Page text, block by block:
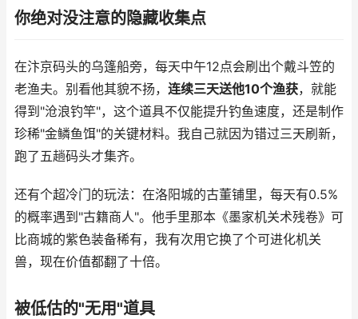
你绝对没注意的隐藏收集点
在汴京码头的乌篷船旁，每天中午12点会刷出个戴斗笠的
老渔夫。别看他其貌不扬， 连续三天送他10个渔获，就能
得到"沧浪钓竿"，这个道具不仅能提升钓鱼速度，还是制作
珍稀"金鳞鱼饵"的关键材料。我自己就因为错过三天刷新，
跑了五趟码头才集齐。
还有个超冷门的玩法：在洛阳城的古董铺里，每天有0.5%
的概率遇到"古籍商人"。他手里那本《墨家机关术残卷》可
比商城的紫色装备稀有，我有次用它换了个可进化机关
兽，现在价值都翻了十倍。
被低估的"无用"道具